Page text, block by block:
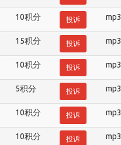
10积分 投诉 mp3
15积分 投诉 mp3
10积分 投诉 mp3
5积分 投诉 mp3
10积分 投诉 mp3
10积分 投诉 mp3